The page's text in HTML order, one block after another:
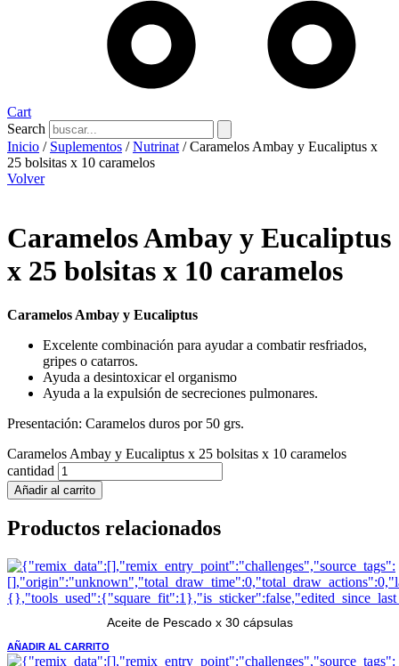
Cart
Search
Inicio / Suplementos /Nutrinat / Caramelos Ambay y Eucaliptus x
25 bolsitas x 10 caramelos
Volver
Caramelos Ambay y Eucaliptus
x 25 bolsitas x 10 caramelos
Caramelos Ambay y Eucaliptus
Excelente combinación para ayudar a combatir resfriados,
gripes o catarros.
Ayuda a desintoxicar el organismo
Ayuda a la expulsión de secreciones pulmonares.
Presentación: Caramelos duros por 50 grs.
Caramelos Ambay y Eucaliptus x 25 bolsitas x 10 caramelos
cantidad
Añadir al carrito
Productos relacionados
Aceite de Pescado x 30 cápsulas
AÑADIR AL CARRITO